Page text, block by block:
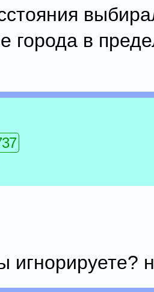
города в
игнорируете?